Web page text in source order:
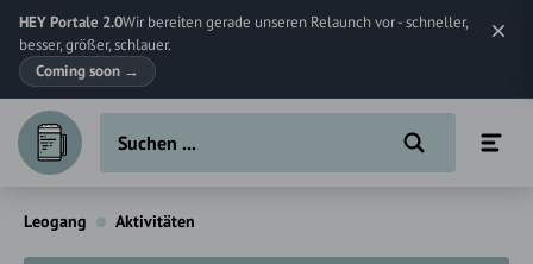
HEY Portale 2.0Wir bereiten gerade unseren Relaunch vor - schneller,
besser, größer, schlauer.
Coming soon →
Leogang Aktivitäten